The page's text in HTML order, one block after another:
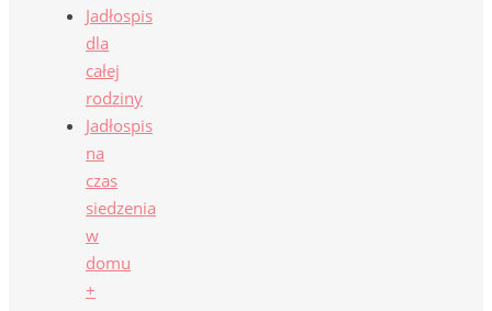
Jadłospis
dla
całej
rodziny
Jadłospis
na
czas
siedzenia
w
domu
+